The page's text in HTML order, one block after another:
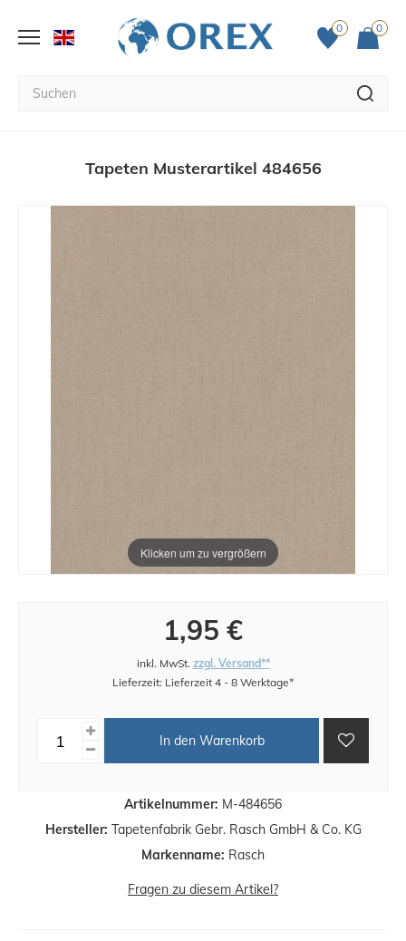
0 0
Tapeten Musterartikel 484656
Klicken um zu vergrößern
Artikelnummer: M-484656
Hersteller: Tapetenfabrik Gebr. Rasch GmbH & Co. KG
Markenname: Rasch
1,95 €
inkl. MwSt. zzgl. Versand**
Lieferzeit: Lieferzeit 4 - 8 Werktage*
In den Warenkorb
Fragen zu diesem Artikel?